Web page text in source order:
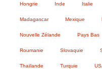
Hongrie Inde Italie
Madagascar Mexique
Nouvelle Zélande Pays Bas
Roumanie Slovaquie
Thaïlande Turquie